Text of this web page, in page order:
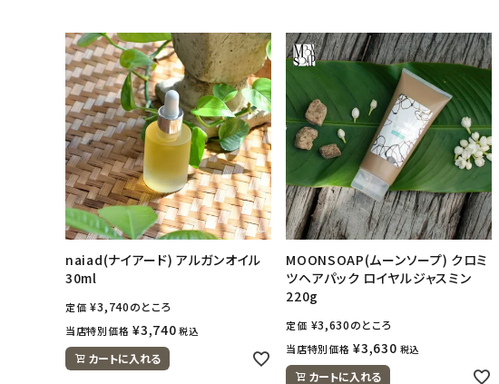
naiad(ナイアード) アルガンオイル
30ml
定価 ¥3,740のところ
当店特別価格 ¥3,740 税込
カートに入れる
MOONSOAP(ムーンソープ) クロミ
ツヘアパック ロイヤルジャスミン
220g
定価 ¥3,630のところ
当店特別価格 ¥3,630 税込
カートに入れる